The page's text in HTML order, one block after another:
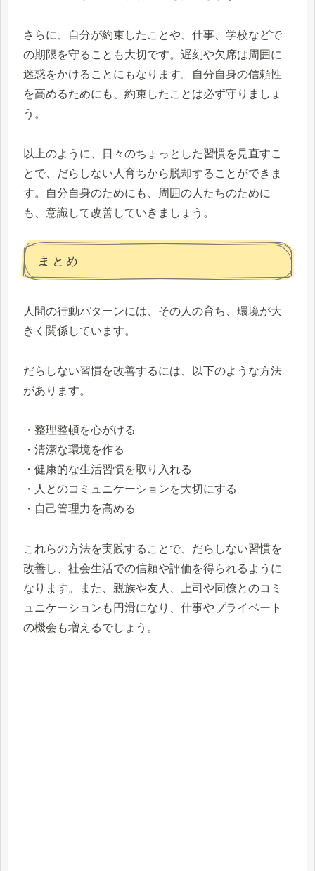
さらに、自分が約束したことや、仕事、学校などで
の期限を守ることも大切です。遅刻や欠席は周囲に
迷惑をかけることにもなります。自分自身の信頼性
を高めるためにも、約束したことは必ず守りましょ
う。
以上のように、日々のちょっとした習慣を見直すこ
とで、だらしない人育ちから脱却することができま
す。自分自身のためにも、周囲の人たちのために
も、意識して改善していきましょう。
まとめ
人間の行動パターンには、その人の育ち、環境が大
きく関係しています。
だらしない習慣を改善するには、以下のような方法
があります。
・整理整頓を心がける
・清潔な環境を作る
・健康的な生活習慣を取り入れる
・人とのコミュニケーションを大切にする
・自己管理力を高める
これらの方法を実践することで、だらしない習慣を
改善し、社会生活での信頼や評価を得られるように
なります。また、親族や友人、上司や同僚とのコミ
ュニケーションも円滑になり、仕事やプライベート
の機会も増えるでしょう。